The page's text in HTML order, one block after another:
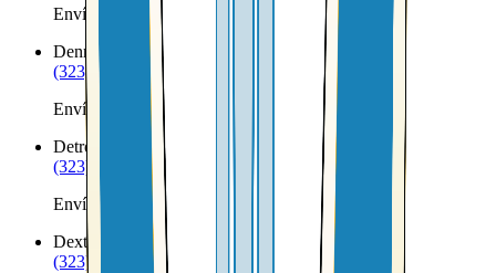
Envíos a Nicaragua desde Deer Isle
Denmark
(323) 953-8100
Envíos a Nicaragua desde Denmark
Detroit
(323) 953-8100
Envíos a Nicaragua desde Detroit
Dexter
(323) 953-8100